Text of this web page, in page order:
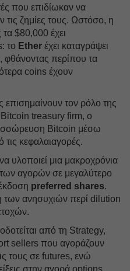
που επιδίωκαν να
τις ζημίες τους. Ωστόσο, η
$80,000 έχει
το Ether έχει καταγράψει
φθάνοντας περίπου τα
coins έχουν
επισημαίνουν τον ρόλο της
treasury firm, ο
Bitcoin μέσω
κεφαλαιαγορές.
υλοποιεί μια μακροχρόνια
αγορών σε μεγαλύτερο
preferred shares.
των ανησυχιών περί dilution
από τη Strategy,
sellers που αγοράζουν
τους σε futures, ενώ
στην αγορά options,